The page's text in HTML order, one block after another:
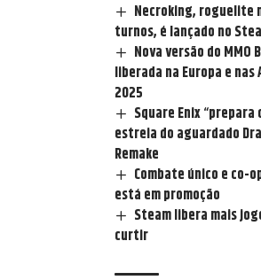
Necroking, roguelite
turnos, é lançado no
Nova versão do
liberada na Europa e nas
2025
Square Enix
estreia do aguardado
Remake
Combate único e co-
está em promoção
Steam libera mais
curtir